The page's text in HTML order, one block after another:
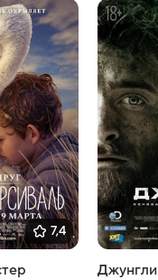
7,4
Джунгли